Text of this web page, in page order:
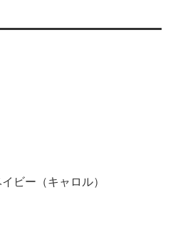
ビー（キャロル）